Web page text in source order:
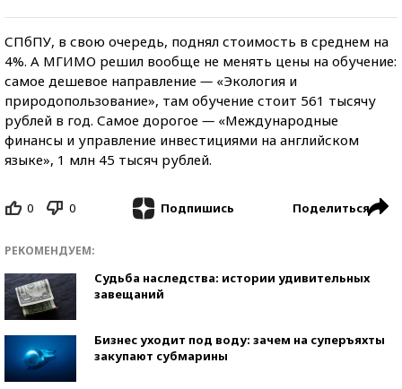
СПбПУ, в свою очередь, поднял стоимость в среднем на
4%. А МГИМО решил вообще не менять цены на обучение:
самое дешевое направление — «Экология и
природопользование», там обучение стоит 561 тысячу
рублей в год. Самое дорогое — «Международные
финансы и управление инвестициями на английском
языке», 1 млн 45 тысяч рублей.
0 0 Подпишись Поделиться
РЕКОМЕНДУЕМ:
Судьба наследства: истории удивительных
завещаний
Бизнес уходит под воду: зачем на суперъяхты
закупают субмарины